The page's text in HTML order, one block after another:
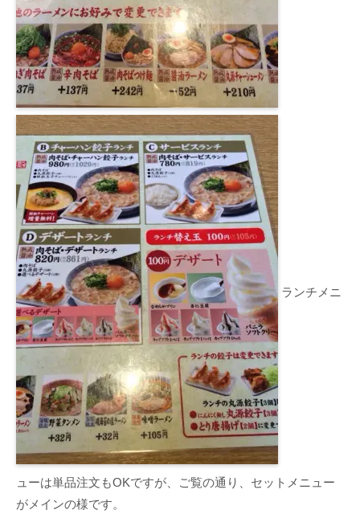
ランチメニ
ューは単品注文もOKですが、ご覧の通り、セットメニュー
がメインの様です。